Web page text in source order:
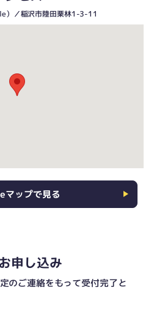
）／稲沢市陸田栗林1-3-11
マップで見る
申し込み
のご連絡をもって受付完了と